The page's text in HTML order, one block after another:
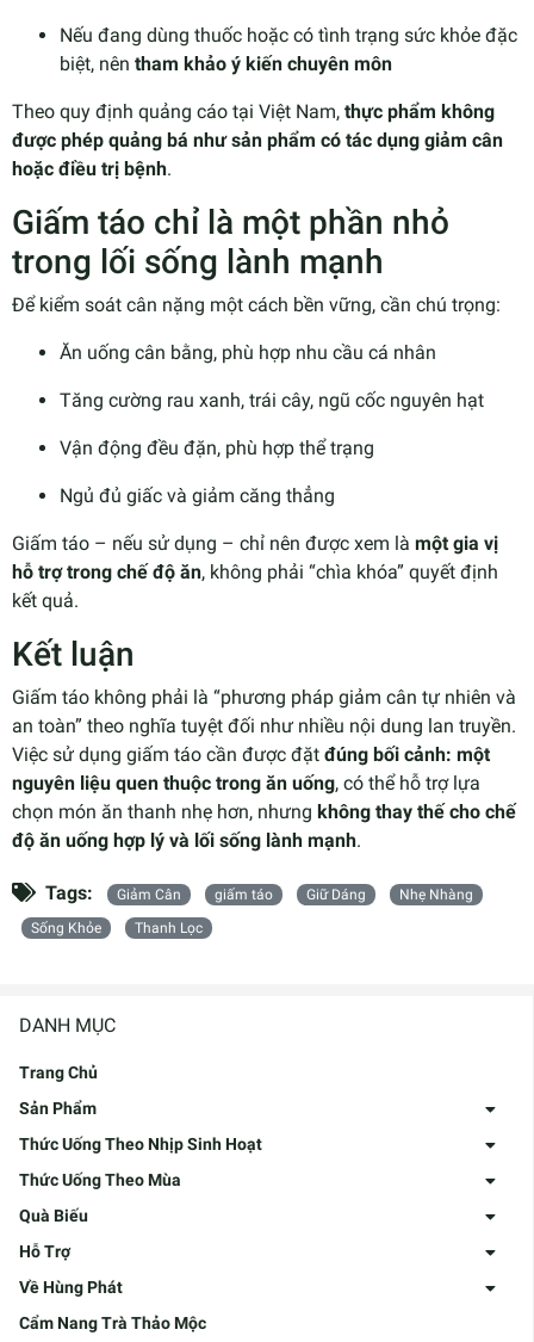
DANH MỤC
Trang Chủ
Sản Phẩm
Thức Uống Theo Nhịp Sinh Hoạt
Thức Uống Theo Mùa
Quà Biếu
Hỗ Trợ
Về Hùng Phát
Cẩm Nang Trà Thảo Mộc
Nếu đang dùng thuốc hoặc có tình trạng sức khỏe đặc
biệt, nên tham khảo ý kiến chuyên môn
Theo quy định quảng cáo tại Việt Nam, thực phẩm không
được phép quảng bá như sản phẩm có tác dụng giảm cân
hoặc điều trị bệnh.
Giấm táo chỉ là một phần nhỏ
trong lối sống lành mạnh
Để kiểm soát cân nặng một cách bền vững, cần chú trọng:
Ăn uống cân bằng, phù hợp nhu cầu cá nhân
Tăng cường rau xanh, trái cây, ngũ cốc nguyên hạt
Vận động đều đặn, phù hợp thể trạng
Ngủ đủ giấc và giảm căng thẳng
Giấm táo – nếu sử dụng – chỉ nên được xem là một gia vị
hỗ trợ trong chế độ ăn, không phải “chìa khóa” quyết định
kết quả.
Kết luận
Giấm táo không phải là “phương pháp giảm cân tự nhiên và
an toàn” theo nghĩa tuyệt đối như nhiều nội dung lan truyền.
Việc sử dụng giấm táo cần được đặt đúng bối cảnh: một
nguyên liệu quen thuộc trong ăn uống, có thể hỗ trợ lựa
chọn món ăn thanh nhẹ hơn, nhưng không thay thế cho chế
độ ăn uống hợp lý và lối sống lành mạnh.
Tags: Giảm Cân giấm táo Giữ Dáng
Nhẹ Nhàng
Sống Khỏe
Thanh Lọc